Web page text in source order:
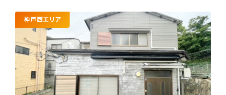
神戸西エリア